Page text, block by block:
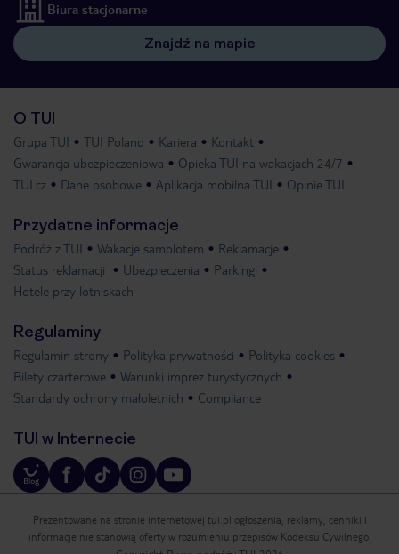
Biura stacjonarne
Znajdź na mapie
O TUI
Grupa TUI TUI Poland Kariera
Kontakt
Gwarancja ubezpieczeniowa
Opieka TUI na wakacjach 24/7
TUI.cz
Dane osobowe Aplikacja mobilna TUI Opinie TUI
Przydatne informacje
Podróż z TUI Wakacje samolotem
Reklamacje
Status reklamacji
Ubezpieczenia
Parkingi
Hotele przy lotniskach
Regulaminy
Regulamin strony Polityka prywatności
Polityka cookies
Bilety czarterowe
Warunki imprez turystycznych
Standardy ochrony małoletnich
Compliance
TUI w Internecie
Prezentowane na stronie internetowej tui.pl ogłoszenia, reklamy, cenniki i
informacje nie stanowią oferty w rozumieniu przepisów Kodeksu Cywilnego.